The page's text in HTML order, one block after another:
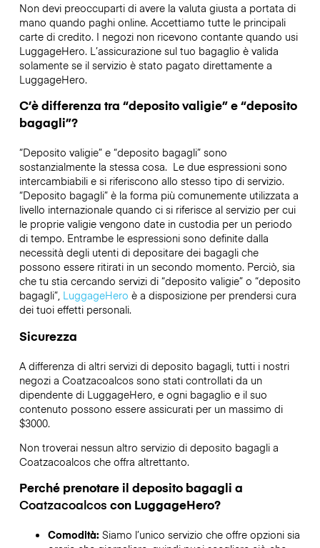
Non devi preoccuparti di avere la valuta giusta a portata di
mano quando paghi online. Accettiamo tutte le principali
carte di credito. I negozi non ricevono contante quando usi
LuggageHero. L’assicurazione sul tuo bagaglio è valida
solamente se il servizio è stato pagato direttamente a
LuggageHero.
C’è differenza tra “deposito valigie” e “deposito
bagagli”?
“Deposito valigie” e “deposito bagagli” sono
sostanzialmente la stessa cosa. Le due espressioni sono
intercambiabili e si riferiscono allo stesso tipo di servizio.
“Deposito bagagli” è la forma più comunemente utilizzata a
livello internazionale quando ci si riferisce al servizio per cui
le proprie valigie vengono date in custodia per un periodo
di tempo. Entrambe le espressioni sono definite dalla
necessità degli utenti di depositare dei bagagli che
possono essere ritirati in un secondo momento. Perciò, sia
che tu stia cercando servizi di “deposito valigie” o “deposito
bagagli”,LuggageHero è a disposizione per prendersi cura
dei tuoi effetti personali.
Sicurezza
A differenza di altri servizi di deposito bagagli, tutti i nostri
negozi a Coatzacoalcossono stati controllati da un
dipendente di LuggageHero, e ogni bagaglio e il suo
contenuto possono essere assicurati per un massimo di
$3000.
Non troverai nessun altro servizio di deposito bagagli a
Coatzacoalcosche offra altrettanto.
Perché prenotare il deposito bagagli a
Coatzacoalcos con LuggageHero?
Comodità: Siamo l’unico servizio che offre opzioni sia